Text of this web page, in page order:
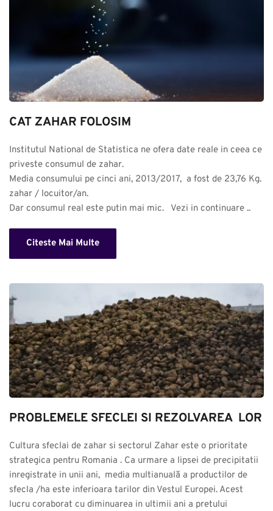
CAT ZAHAR FOLOSIM
Institutul National de Statistica ne ofera date reale in ceea ce
priveste consumul de zahar.
Media consumului pe cinci ani, 2013/2017,  a fost de 23,76 Kg.
zahar / locuitor/an.
Dar consumul real este putin mai mic.   Vezi in continuare ..
Citeste Mai Multe
PROBLEMELE SFECLEI SI REZOLVAREA  LOR
Cultura sfeclai de zahar si sectorul Zahar este o prioritate
strategica pentru Romania . Ca urmare a lipsei de precipitatii
inregistrate in unii ani,  media multianuală a productilor de
sfecla /ha este inferioara tarilor din Vestul Europei. Acest
lucru coraborat cu diminuarea in ultimii ani a pretului